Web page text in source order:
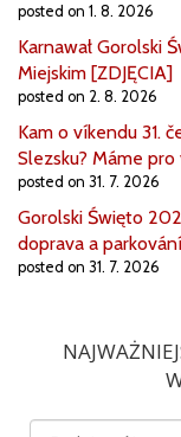
posted on 1. 8. 2026
Karnawał Gorolski
Miejskim [ZDJĘCIA]
posted on 2. 8. 2026
Kam o víkendu 31.
Slezsku? Máme pro
posted on 31. 7. 2026
Gorolski Święto
doprava a parkování
posted on 31. 7. 2026